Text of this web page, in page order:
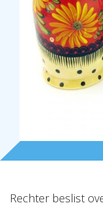
Rechter beslist